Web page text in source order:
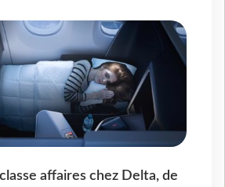
affaires chez Delta, de